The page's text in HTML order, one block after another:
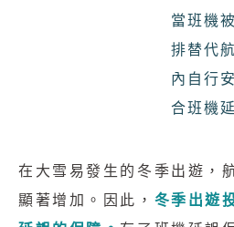
當班機
排替代
內自行
合班機
在大雪易發生的冬季出遊，
顯著增加。因此， 冬季出遊